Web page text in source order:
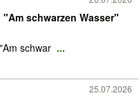
schwarzen Wasser"
schwar ...
25.07.2026